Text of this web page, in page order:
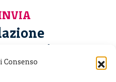
Consenso
ETS